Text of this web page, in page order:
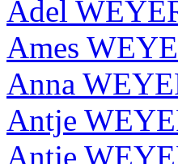
Adel
Ames
Anna
Antje
Antje